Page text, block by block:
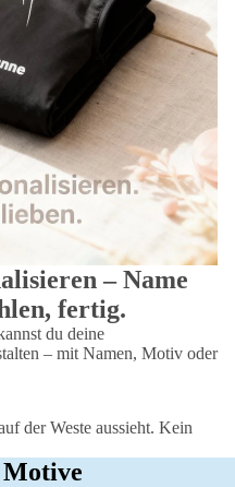
– Name
fertig.
du deine
– mit Namen, Motiv oder
der Weste aussieht. Kein
Motive